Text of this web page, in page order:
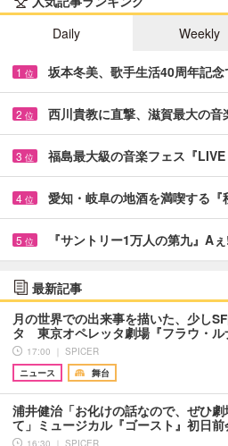
Daily
Weekly
1 位 坂本冬美、歌手生活40周年記
2 位 西川貴教に直撃、滋賀最大の
3 位 福島最大級の音楽フェス『
4 位 愛知・岐阜の地酒を満喫する
5 位 『サントリー1万人の第九』
最新記事
月の世界での出来事を描いた、少し
タ 東京オペレッタ劇場『フラウ・ル
17:00 ｜ SPICER
ニュース
舞台
浦井健治「お化けの話なので、ぜひ
て」ミュージカル『ゴースト』初日前
16:30 ｜ SPICER